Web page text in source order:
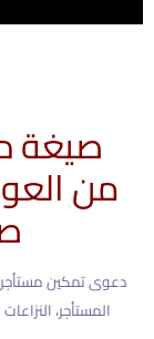
صيغة
من
دعوى تمكين
المستأجر،